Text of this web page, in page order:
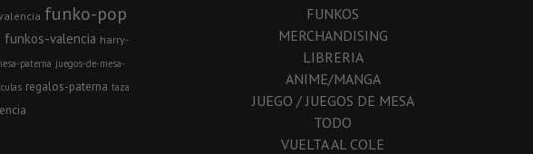
funko-pop
funkos-valencia harry-
paterna juegos-de-mesa-
regalos-paterna taza
FUNKOS
MERCHANDISING
LIBRERIA
ANIME/MANGA
JUEGO / JUEGOS DE MESA
TODO
VUELTA AL COLE